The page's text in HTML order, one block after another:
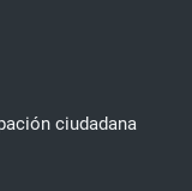
ciudadana